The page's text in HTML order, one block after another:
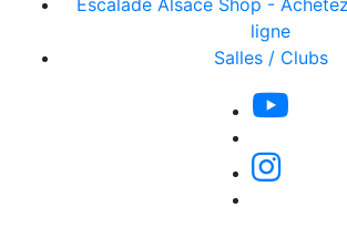
Escalade Alsace Shop -
ligne
Salles / Clubs